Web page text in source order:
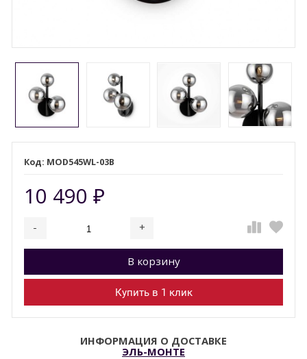
MOD545WL-03B
10 490 ₽
- +
Добавляется...
В корзину
Добавлен
Купить в 1 клик
ИНФОРМАЦИЯ О ДОСТАВКЕ
ЭЛЬ-МОНТЕ